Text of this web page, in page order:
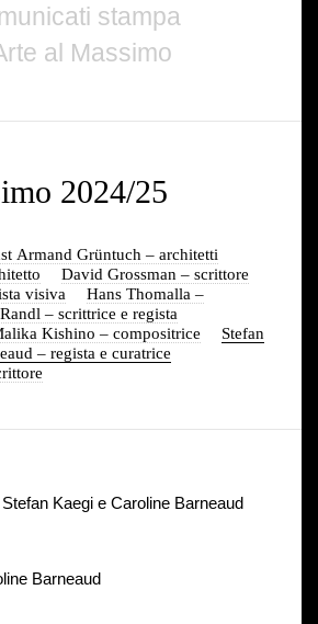
stampa
al Massimo
2024/25
Armand Grüntuch – architetti
David Grossman – scrittore
visiva
Hans Thomalla –
– scrittrice e regista
Kishino – compositrice
Stefan
– regista e curatrice
Barneaud